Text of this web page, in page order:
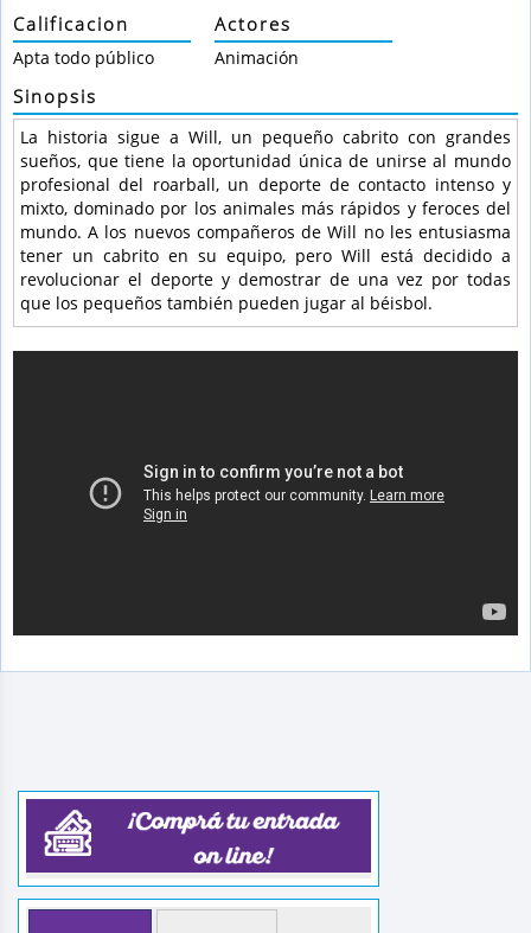
Calificacion
Apta todo público
Actores
Animación
Sinopsis
La historia sigue a Will, un pequeño cabrito con grandes
sueños, que tiene la oportunidad única de unirse al mundo
profesional del roarball, un deporte de contacto intenso y
mixto, dominado por los animales más rápidos y feroces del
mundo. A los nuevos compañeros de Will no les entusiasma
tener un cabrito en su equipo, pero Will está decidido a
revolucionar el deporte y demostrar de una vez por todas
que los pequeños también pueden jugar al béisbol.